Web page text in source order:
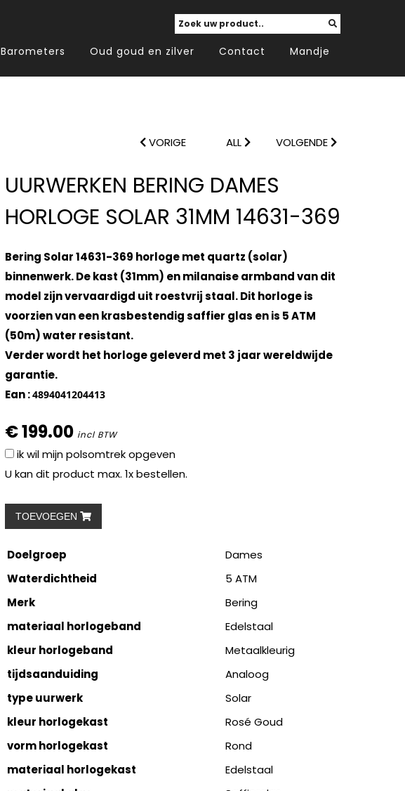
Barometers Oud goud en zilver Contact Mandje
VORIGE ALL VOLGENDE
UURWERKEN BERING DAMES
HORLOGE SOLAR 31MM 14631-369
Bering Solar 14631-369 horloge met quartz (solar)
binnenwerk. De kast (31mm) en milanaise armband van dit
model zijn vervaardigd uit roestvrij staal. Dit horloge is
voorzien van een krasbestendig saffier glas en is 5 ATM
(50m) water resistant.
Verder wordt het horloge geleverd met 3 jaar wereldwijde
garantie.
Ean :4894041204413
€ 199.00 incl BTW
ik wil mijn polsomtrek opgeven
U kan dit product max. 1x bestellen.
TOEVOEGEN
Doelgroep
Dames
Waterdichtheid
5 ATM
Merk
Bering
materiaal horlogeband
Edelstaal
kleur horlogeband
Metaalkleurig
tijdsaanduiding
Analoog
type uurwerk
Solar
kleur horlogekast
Rosé Goud
vorm horlogekast
Rond
materiaal horlogekast
Edelstaal